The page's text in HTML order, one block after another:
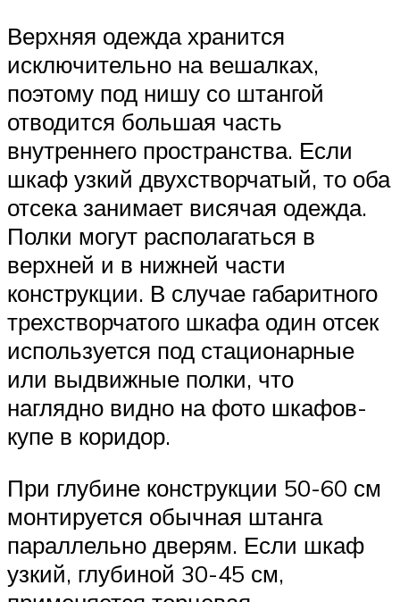
Верхняя одежда хранится
исключительно на вешалках,
поэтому под нишу со штангой
отводится большая часть
внутреннего пространства. Если
шкаф узкий двухстворчатый, то оба
отсека занимает висячая одежда.
Полки могут располагаться в
верхней и в нижней части
конструкции. В случае габаритного
трехстворчатого шкафа один отсек
используется под стационарные
или выдвижные полки, что
наглядно видно на фото шкафов-
купе в коридор.
При глубине конструкции 50-60 см
монтируется обычная штанга
параллельно дверям. Если шкаф
узкий, глубиной 30-45 см,